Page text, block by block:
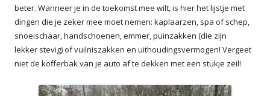
beter. Wanneer je in de toekomst mee wilt, is hier het lijstje met
dingen die je zeker mee moet nemen: kaplaarzen, spa of schep,
snoeischaar, handschoenen, emmer, puinzakken (die zijn
lekker stevig) of vuilniszakken en uithoudingsvermogen! Vergeet
niet de kofferbak van je auto af te dekken met een stukje zeil!